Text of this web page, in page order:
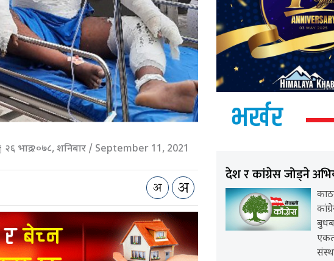
२६ भाद्र २०७८, शनिबार / September 11, 2021
भर्खर
देश र कांग्रेस जोड्ने